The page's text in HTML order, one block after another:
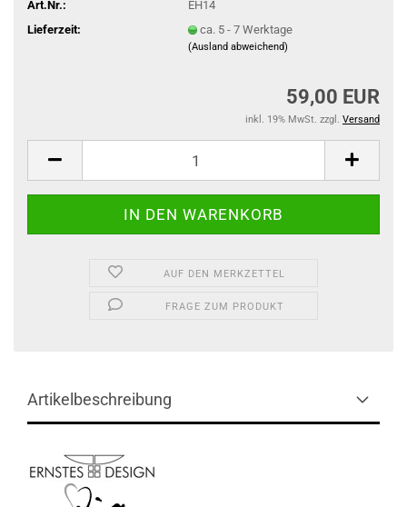
Art.Nr.:
EH14
Lieferzeit:
ca. 5 - 7 Werktage
(Ausland abweichend)
59,00 EUR
inkl. 19% MwSt. zzgl. Versand
AUF DEN MERKZETTEL
FRAGE ZUM PRODUKT
Artikelbeschreibung